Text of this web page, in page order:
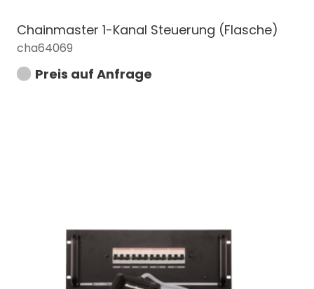
Chainmaster 1-Kanal Steuerung (Flasche)
cha64069
Preis auf Anfrage